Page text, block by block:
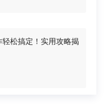
松搞定！实用攻略揭